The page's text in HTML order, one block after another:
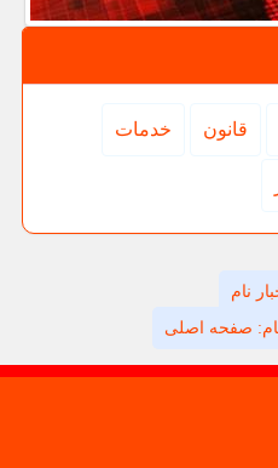
قانون خدمات
نام
صفحه اصلی